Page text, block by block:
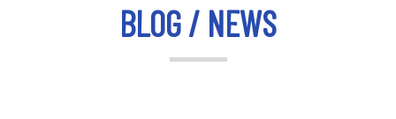
BLOG / NEWS